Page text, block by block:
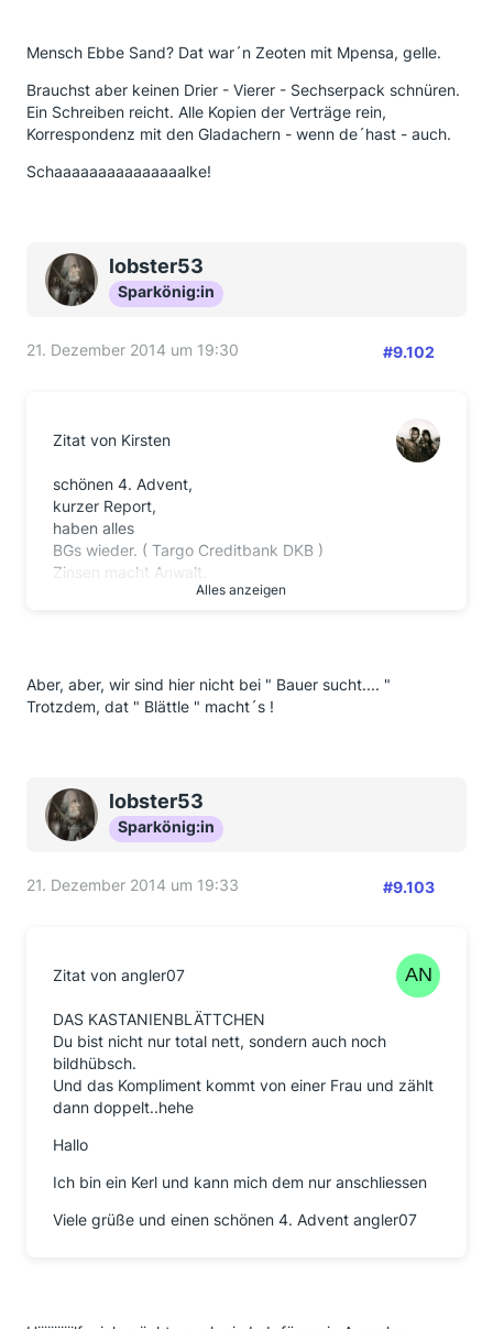
Mensch Ebbe Sand? Dat war´n Zeoten mit Mpensa, gelle.
Brauchst aber keinen Drier - Vierer - Sechserpack schnüren.
Ein Schreiben reicht. Alle Kopien der Verträge rein,
Korrespondenz mit den Gladachern - wenn de´hast - auch.
Schaaaaaaaaaaaaaaalke!
lobster53
Sparkönig:in
21. Dezember 2014 um 19:30 #9.102
Zitat von Kirsten
schönen 4. Advent,
kurzer Report,
haben alles
BGs wieder. ( Targo Creditbank DKB )
Zinsen macht Anwalt.
Haben uns einen schönen BAMBUS Parkett geholt.
erwähnen
DAS KASTANIENBLÄTTCHEN
dann doppelt..hehe
Alles anzeigen
Aber, aber, wir sind hier nicht bei " Bauer sucht.... "
Trotzdem, dat " Blättle " macht´s !
lobster53
Sparkönig:in
21. Dezember 2014 um 19:33 #9.103
Zitat von angler07
DAS KASTANIENBLÄTTCHEN
Du bist nicht nur total nett, sondern auch noch
bildhübsch.
Und das Kompliment kommt von einer Frau und zählt
dann doppelt..hehe
Hallo
Ich bin ein Kerl und kann mich dem nur anschliessen
Viele grüße und einen schönen 4. Advent angler07